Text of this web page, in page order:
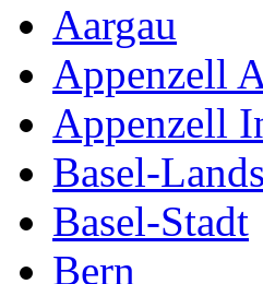
Aargau
Appenzell
Appenzell
Basel-
Basel-Stadt
Bern